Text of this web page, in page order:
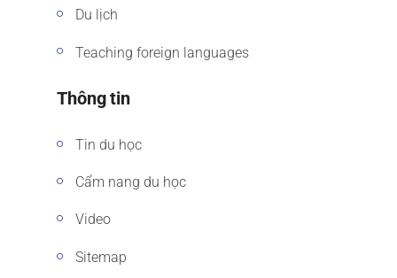
Du lịch
Teaching foreign languages
Thông tin
Tin du học
Cẩm nang du học
Video
Sitemap